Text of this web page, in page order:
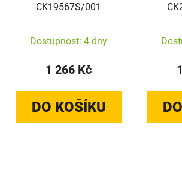
CK19567S/001
Dostupnost: 4 dny
1 266 Kč
DO KOŠÍKU